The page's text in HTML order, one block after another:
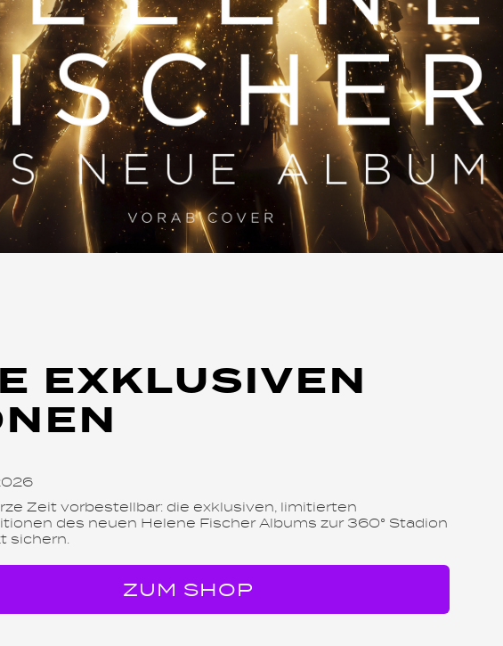
EXKLUSIVEN
Zeit vorbestellbar: die exklusiven, limitierten
des neuen Helene Fischer Albums zur 360° Stadion
sichern.
ZUM SHOP